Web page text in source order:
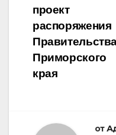
проект
распоряжения
Приморского
края
от